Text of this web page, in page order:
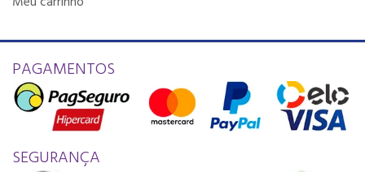
PAGAMENTOS
SEGURANÇA